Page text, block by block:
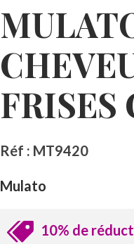
FRISES
Réf : MT9420
Mulato
10% de